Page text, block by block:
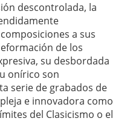
descontrolada, la
a sus
de los
su desbordada
onírico son
serie de grabados de
e innovadora como
del Clasicismo o el